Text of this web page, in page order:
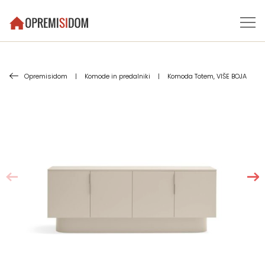
Opremisidom | Komode in predalniki | Komoda Totem, VIŠE BOJA